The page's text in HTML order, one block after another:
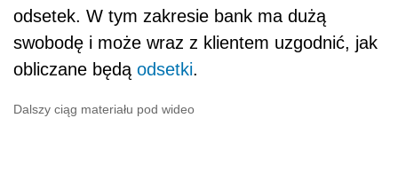
odsetek. W tym zakresie bank ma dużą
swobodę i może wraz z klientem uzgodnić, jak
obliczane będą odsetki.
Dalszy ciąg materiału pod wideo